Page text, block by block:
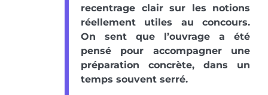
recentrage clair sur les notions
réellement utiles au concours.
On sent que l’ouvrage a été
pensé pour accompagner une
préparation concrète, dans un
temps souvent serré.